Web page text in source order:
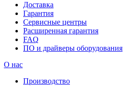
Доставка
Гарантия
Сервисные центры
Расширенная гарантия
FAQ
ПО и драйверы оборудования
О нас
Производство